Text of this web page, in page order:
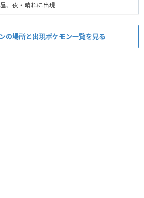
昼、夜・晴れに出現
の場所と出現ポケモン一覧を見る